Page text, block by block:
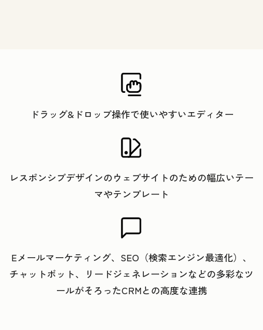
ドラッグ&ドロップ操作で使いやすいエディター
レスポンシブデザインのウェブサイトのための幅広いテー
マやテンプレート
Eメールマーケティング、SEO（検索エンジン最適化）、
チャットボット、リードジェネレーションなどの多彩なツ
ールがそろったCRMとの高度な連携